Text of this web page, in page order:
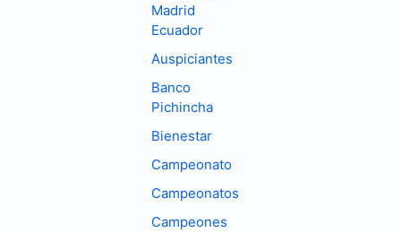
Madrid
Ecuador
Auspiciantes
Banco
Pichincha
Bienestar
Campeonato
Campeonatos
Campeones